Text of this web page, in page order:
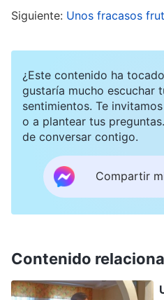
diaconisa de evangelio.
Yang, dijo que ella
desalentaba su
arrogante y no aceptaba
hermanos y hermanas,
diaconisa de evangelio
fácilmente el trabajo.
situación con respecto al
encontraremos a nadie
Además, Li Yang no es
Siguiente: Unos fracasos
¿Este contenido ha
gustaría mucho escuchar
sentimientos. Te
o a plantear tus
de conversar contigo.
Compartir
Contenido